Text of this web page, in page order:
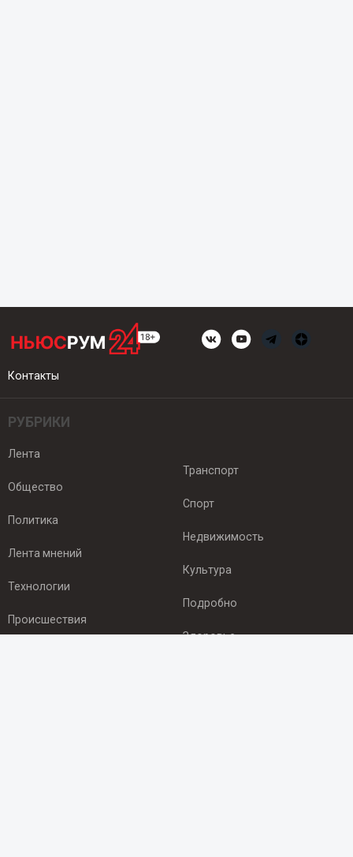
Контакты
РУБРИКИ
Лента
Общество
Политика
Лента мнений
Технологии
Происшествия
Транспорт
Спорт
Недвижимость
Культура
Подробно
Здоровье